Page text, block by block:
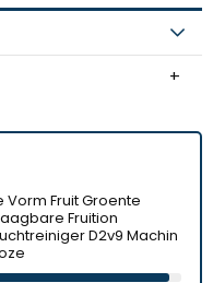
Vorm Fruit Groente
Fruition
D2v9 Machin